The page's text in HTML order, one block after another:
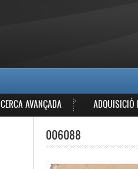
CERCA AVANÇADA ADQUISICIÓ
006088